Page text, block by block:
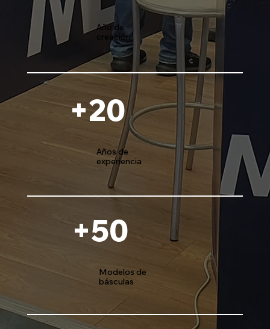
+50
Modelos de
básculas
+20
Años de
experiencia
Año de
creación